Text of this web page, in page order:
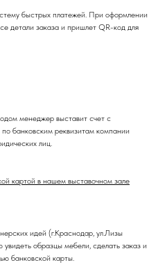
быстрых платежей. При оформлении
детали заказа и пришлет QR-код для
менеджер выставит счет с
банковским реквизитам компании
лиц.
картой в нашем выставочном зале
идей (г.Краснодар, ул.Лизы
образцы мебели, сделать заказ и
банковской карты.